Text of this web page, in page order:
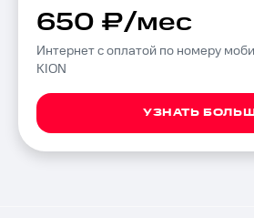
650 ₽/мес
Интернет с оплатой по номеру
KION
УЗНАТЬ